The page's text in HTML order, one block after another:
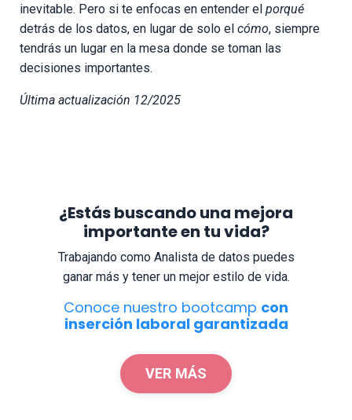
inevitable. Pero si te enfocas en entender el porqué
detrás de los datos, en lugar de solo el cómo, siempre
tendrás un lugar en la mesa donde se toman las
decisiones importantes.
Última actualización 12/2025
¿Estás buscando una mejora
importante en tu vida?
Trabajando como Analista de datos puedes
ganar más y tener un mejor estilo de vida.
Conoce nuestro bootcamp con
inserción laboral garantizada
VER MÁS